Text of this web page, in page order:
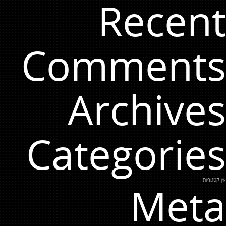
Recent
Comments
Archives
Categories
אין קטגוריות
Meta